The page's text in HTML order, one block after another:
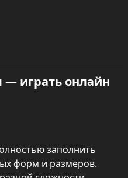
— играть онлайн
заполнить
форм и размеров.